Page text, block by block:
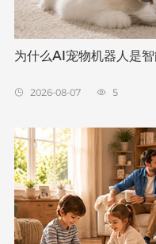
为什么AI宠物机器人是
 2026-08-07  5